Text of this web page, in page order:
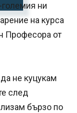
ни
на курса
Професора от
не куцукам
след
бързо по